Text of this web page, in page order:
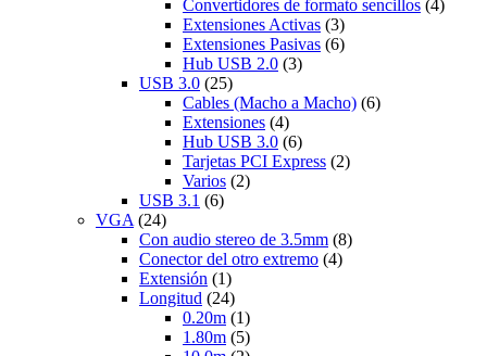
Convertidores de formato sencillos (4)
Extensiones Activas (3)
Extensiones Pasivas (6)
Hub USB 2.0 (3)
USB 3.0 (25)
Cables (Macho a Macho) (6)
Extensiones (4)
Hub USB 3.0 (6)
Tarjetas PCI Express (2)
Varios (2)
USB 3.1 (6)
VGA (24)
Con audio stereo de 3.5mm (8)
Conector del otro extremo (4)
Extensión (1)
Longitud (24)
0.20m (1)
1.80m (5)